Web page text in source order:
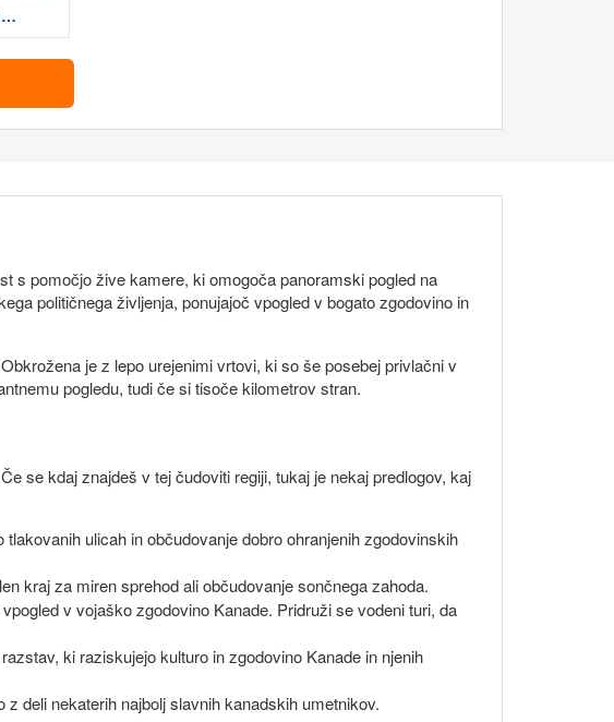
s pomočjo žive kamere, ki omogoča panoramski pogled na
političnega življenja, ponujajoč vpogled v bogato zgodovino in
je z lepo urejenimi vrtovi, ki so še posebej privlačni v
pogledu, tudi če si tisoče kilometrov stran.
se kdaj znajdeš v tej čudoviti regiji, tukaj je nekaj predlogov, kaj
ulicah in občudovanje dobro ohranjenih zgodovinskih
kraj za miren sprehod ali občudovanje sončnega zahoda.
v vojaško zgodovino Kanade. Pridruži se vodeni turi, da
ki raziskujejo kulturo in zgodovino Kanade in njenih
deli nekaterih najbolj slavnih kanadskih umetnikov.